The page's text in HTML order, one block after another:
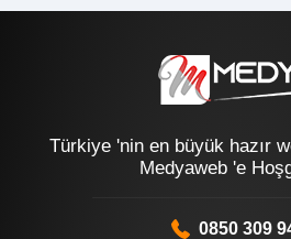
Türkiye 'nin en büyük hazır
Medyaweb 'e
0850 309